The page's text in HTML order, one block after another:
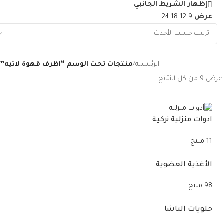
إظهار الشريط الجانبي
عرض 9
12
18
24
الرئيسية/منتجات تحت الوسم “اظرف قهوة لاتيه”
عرض ⁦9⁩ من كل النتائج
ادوات منزلية تركية
11 منتج
الأغذية العضوية
98 منتج
حلويات الباشا